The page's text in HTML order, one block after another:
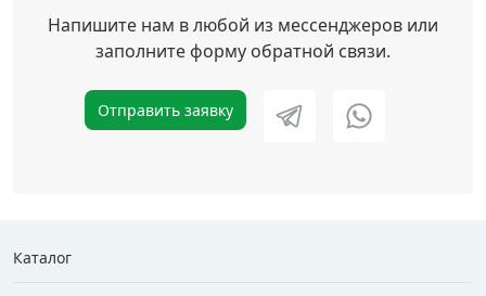
Напишите нам в любой из мессенджеров или
заполните форму обратной связи.
Отправить заявку
Каталог